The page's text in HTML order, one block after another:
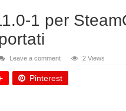
1 per
Leave a comment 2 Views
Pinterest